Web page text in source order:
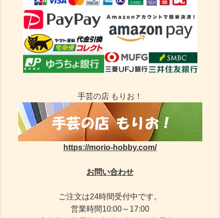
手芸の店 もりお！
https://morio-hobby.com/
お問い合わせ
ご注文は24時間受付中です。
営業時間10:00～17:00